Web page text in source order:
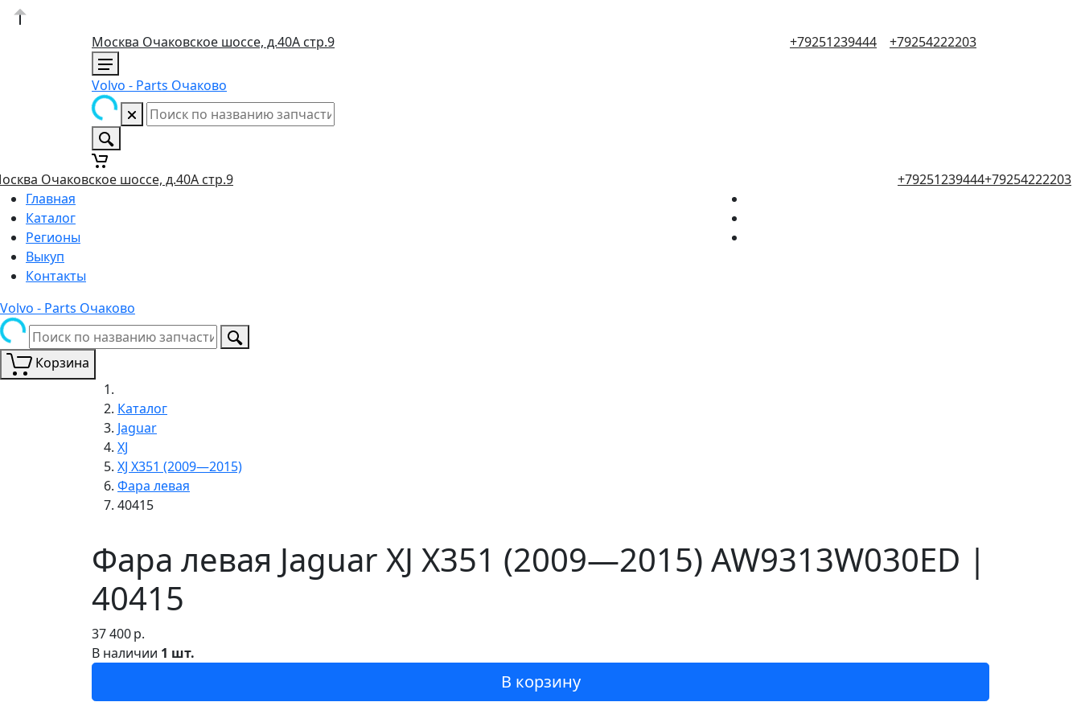
Москва Очаковское шоссе, д.40А стр.9 +79251239444 +79254222203
Volvo - Parts Очаково
Очаковское шоссе, д.40А стр.9 +79251239444+79254222203
Главная
Каталог
Регионы
Выкуп
Контакты
Volvo - Parts Очаково
Корзина
Каталог
Jaguar
XJ
XJ X351 (2009—2015)
Фара левая
40415
Фара левая Jaguar XJ X351 (2009—2015) AW9313W030ED |
40415
37 400р.
В наличии 1 шт.
В корзину